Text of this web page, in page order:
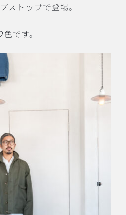
ストップで登場。
色です。